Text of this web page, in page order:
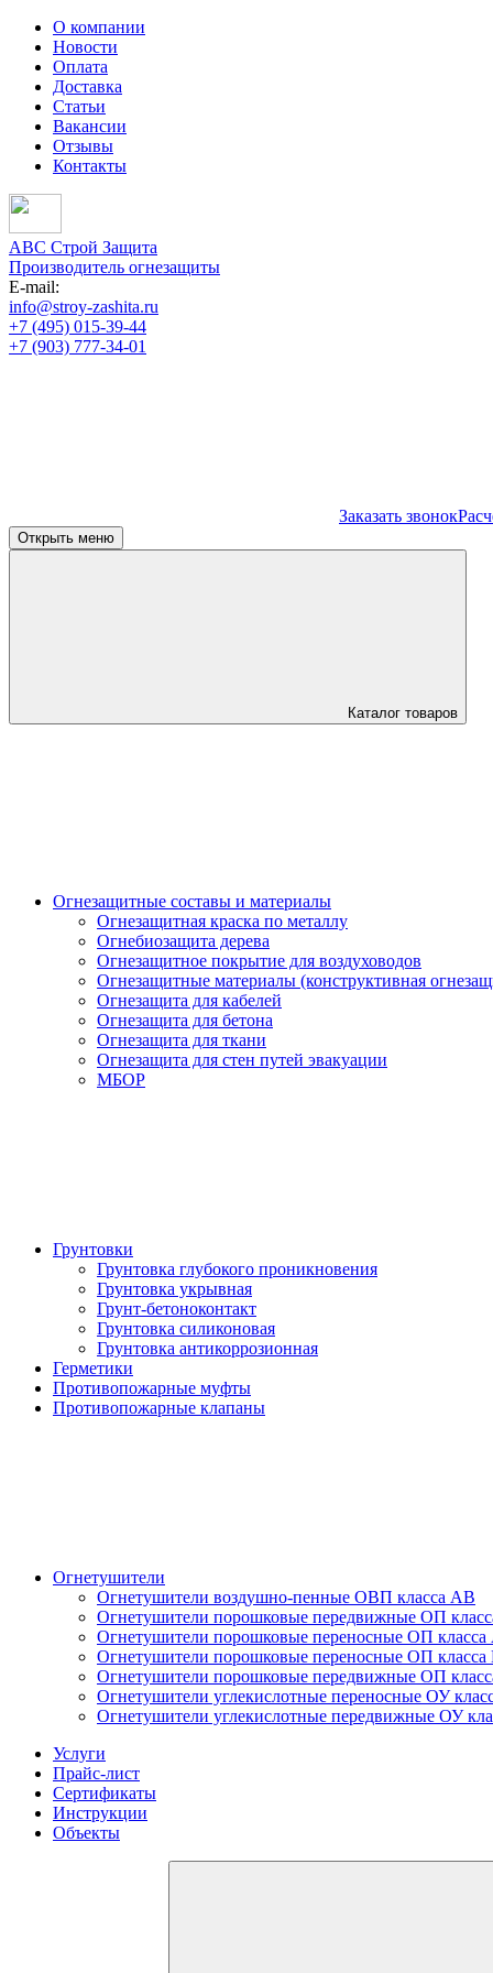
О компании
Новости
Оплата
Доставка
Статьи
Вакансии
Отзывы
Контакты
АВС Строй Защита
Производитель огнезащиты
E-mail:
info@stroy-zashita.ru
+7 (495) 015-39-44
+7 (903) 777-34-01
Заказать звонок
Открыть меню
Каталог товаров
Огнезащитные составы и материалы
Огнезащитная краска по металлу
Огнебиозащита дерева
Огнезащитное покрытие для воздуховодов
Огнезащитные материалы (конструктивная
Огнезащита для кабелей
Огнезащита для бетона
Огнезащита для ткани
Огнезащита для стен путей эвакуации
МБОР
Грунтовки
Грунтовка глубокого проникновения
Грунтовка укрывная
Грунт-бетоноконтакт
Грунтовка силиконовая
Грунтовка антикоррозионная
Герметики
Противопожарные муфты
Противопожарные клапаны
Огнетушители
Огнетушители воздушно-пенные ОВП класса АВ
Огнетушители порошковые передвижные ОП
Огнетушители порошковые переносные ОП
Огнетушители порошковые переносные ОП
Огнетушители порошковые передвижные ОП
Огнетушители углекислотные переносные ОУ
Огнетушители углекислотные передвижные ОУ
Услуги
Прайс-лист
Сертификаты
Инструкции
Объекты